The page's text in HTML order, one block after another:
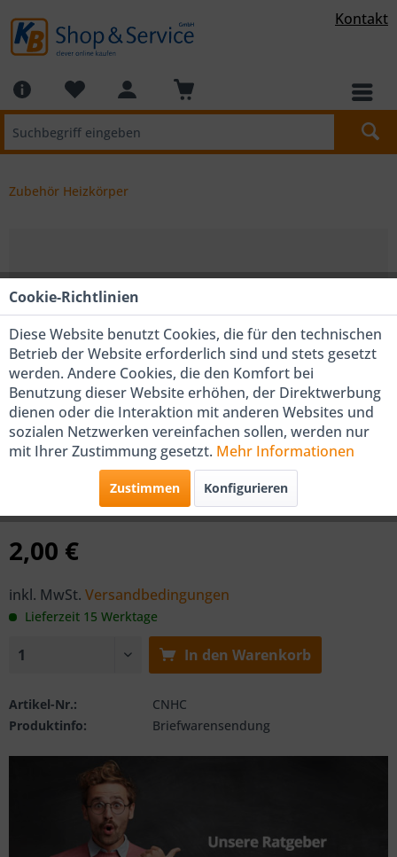
Kontakt
Zubehör Heizkörper
COSMO Halteclip für obere
Abdeckung
2,00 €
inkl. MwSt. Versandbedingungen
Lieferzeit 15 Werktage
In den Warenkorb
Artikel-Nr.:
CNHC
Produktinfo:
Briefwarensendung
Cookie-Richtlinien
Diese Website benutzt Cookies, die für den technischen
Betrieb der Website erforderlich sind und stets gesetzt
werden. Andere Cookies, die den Komfort bei
Benutzung dieser Website erhöhen, der Direktwerbung
dienen oder die Interaktion mit anderen Websites und
sozialen Netzwerken vereinfachen sollen, werden nur
mit Ihrer Zustimmung gesetzt. Mehr Informationen
Zustimmen Konfigurieren